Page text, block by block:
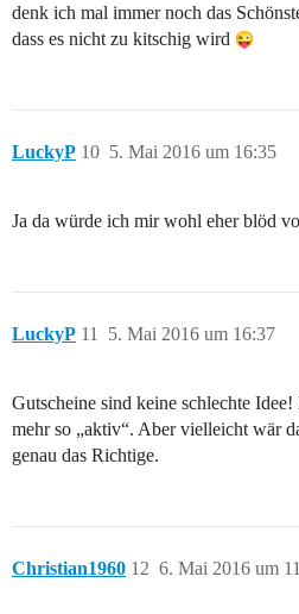
denk ich mal immer noch das
dass es nicht zu kitschig wird
LuckyP 5. Mai 2016 um 16:35
10
Ja da würde ich mir wohl eher blöd
LuckyP 5. Mai 2016 um 16:37
11
Gutscheine sind keine schlechte
mehr so „aktiv“. Aber vielleicht wär
genau das Richtige.
Christian1960 6. Mai 2016 um
12